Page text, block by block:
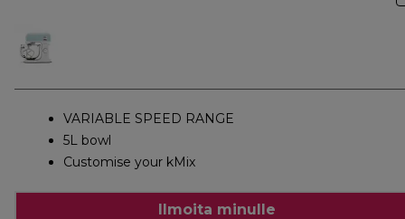
VARIABLE SPEED RANGE
5L bowl
Customise your kMix
Ilmoita minulle